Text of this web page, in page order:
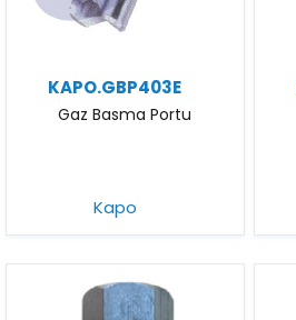
KAPO.GBP403E
Gaz Basma Portu
Kapo